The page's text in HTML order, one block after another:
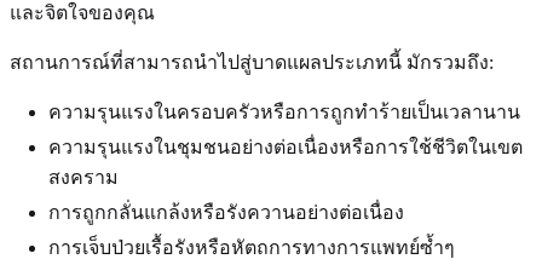
และจิตใจของคุณ
สถานการณ์ที่สามารถนำไปสู่บาดแผลประเภทนี้ มักรวมถึง:
ความรุนแรงในครอบครัวหรือการถูกทำร้ายเป็นเวลานาน
ความรุนแรงในชุมชนอย่างต่อเนื่องหรือการใช้ชีวิตในเขต
สงคราม
การถูกกลั่นแกล้งหรือรังควานอย่างต่อเนื่อง
การเจ็บป่วยเรื้อรังหรือหัตถการทางการแพทย์ซ้ำๆ